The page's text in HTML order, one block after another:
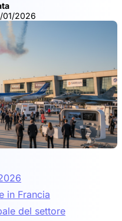
01/2026
in Francia
del settore